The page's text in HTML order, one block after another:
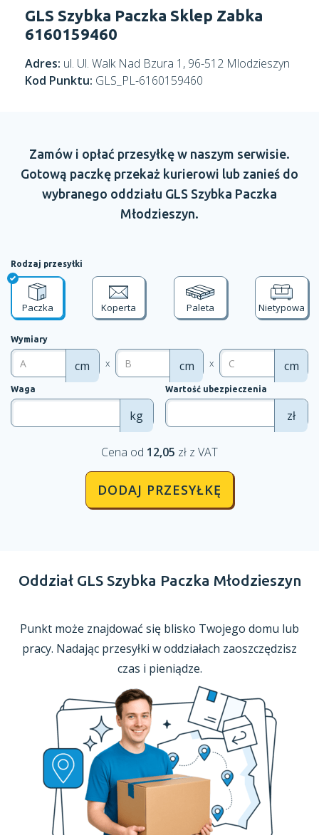
GLS Szybka Paczka Sklep Zabka
6160159460
Adres: ul. Ul. Walk Nad Bzura 1, 96-512 Mlodzieszyn
Kod Punktu: GLS_PL-6160159460
Zamów i opłać przesyłkę w naszym serwisie.
Gotową paczkę przekaż kurierowi lub zanieś do
wybranego oddziału GLS Szybka Paczka
Młodzieszyn.
Rodzaj przesyłki
Paczka Koperta Paleta Nietypowa
Wymiary
cm x cm x cm
Waga
kg
Wartość ubezpieczenia
zł
Cena od 12,05 zł z VAT
DODAJ PRZESYŁKĘ
Oddział GLS Szybka Paczka Młodzieszyn
Punkt może znajdować się blisko Twojego domu lub
pracy. Nadając przesyłki w oddziałach zaoszczędzisz
czas i pieniądze.